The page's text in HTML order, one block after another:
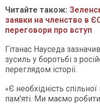
Читайте також:
заявки на членство в
переговори про вступ
Гітанас Науседа
зусиль у боротьбі з
переглядом історії.
«Є необхідність
пам'яті. Ми маємо